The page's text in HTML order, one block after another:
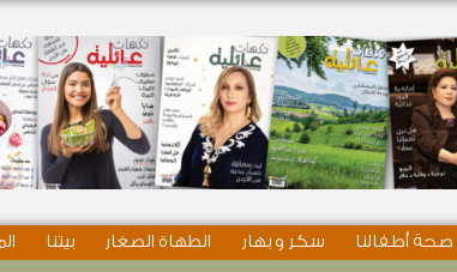
صحة أطفالنا سكر و بهار الطهاة الصغار بيتنا